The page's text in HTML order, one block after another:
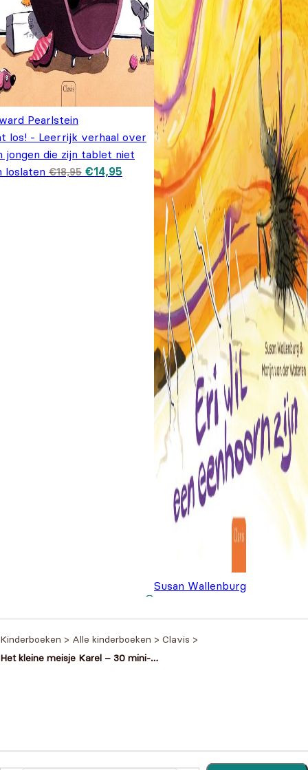
Pearlstein
los! - Leerrijk verhaal over
jongen die zijn tablet niet
loslaten €18,95 Oorspronkelijke
prijs was:
€14,95 Huidige
prijs is:
€14,95.
Susan Wallenburg
Kinderboeken > Alle kinderboeken > Clavis >
Het kleine meisje Karel – 30 mini-